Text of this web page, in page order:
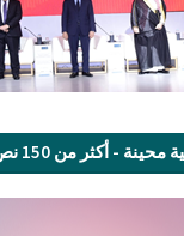
أكثر من 150 نص قانوني